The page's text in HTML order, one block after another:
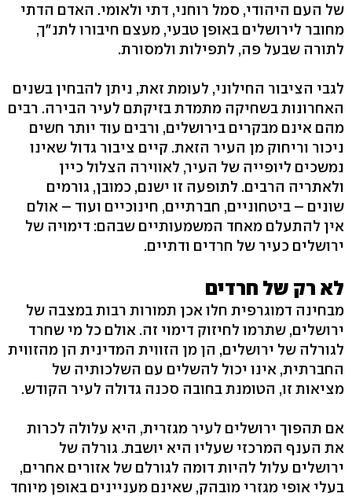
של העם היהודי, סמל רוחני, דתי ולאומי. האדם הדתי
מחובר לירושלים באופן טבעי, מעצם חיבורו לתנ"ך,
לתורה שבעל פה, לתפילות ולמסורת.
לגבי הציבור החילוני, לעומת זאת, ניתן להבחין בשנים
האחרונות בשחיקה מתמדת בזיקתם לעיר הבירה. רבים
מהם אינם מבקרים בירושלים, ורבים עוד יותר חשים
ניכור וריחוק מן העיר הזאת. קיים ציבור גדול שאינו
נמשכים ליופייה של העיר, לאווירה הצלול כיין
ולאתריה הרבים. לתופעה זו ישנם, כמובן, גורמים
שונים – ביטחוניים, חברתיים, חינוכיים ועוד – אולם
אין להתעלם מאחד המשמעותיים שבהם: דימויה של
ירושלים כעיר של חרדים ודתיים.
לא רק של חרדים
מבחינה דמוגרפית חלו אכן תמורות רבות במצבה של
ירושלים, שתרמו לחיזוק דימוי זה. אולם כל מי שחרד
לגורלה של ירושלים, הן מן הזווית המדינית הן מהזווית
החברתית, אינו יכול להשלים עם השלכותיה של
מציאות זו, הטומנת בחובה סכנה גדולה לעיר הקודש.
אם תהפוך ירושלים לעיר מגזרית, היא עלולה לכרות
את הענף המרכזי שעליו היא יושבת. גורלה של
ירושלים עלול להיות דומה לגורלם של אזורים אחרים,
בעלי אופי מגזרי מובהק, שאינם מעניינים באופן מיוחד